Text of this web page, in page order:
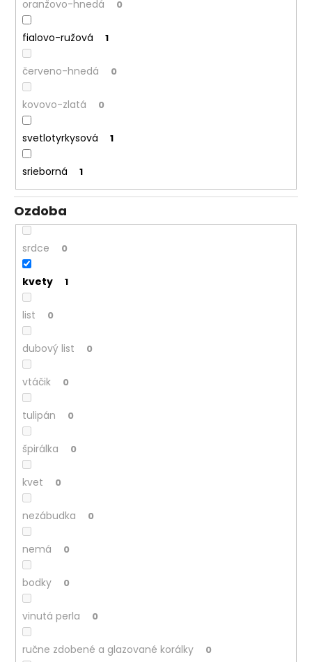
oranžovo-hnedá 0
fialovo-ružová 1
červeno-hnedá 0
kovovo-zlatá 0
svetlotyrkysová 1
srieborná 1
Ozdoba
srdce 0
kvety 1
list 0
dubový list 0
vtáčik 0
tulipán 0
špirálka 0
kvet 0
nezábudka 0
nemá 0
bodky 0
vinutá perla 0
ručne zdobené a glazované korálky 0